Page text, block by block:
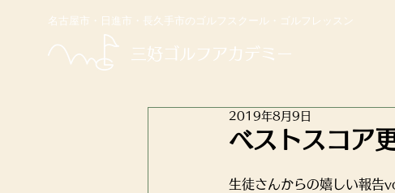
名古屋市・日進市・長久手市のゴルフスクール・ゴルフレッスン
​三好ゴルフアカデミー
ベストスコア
2019年8月9日
生徒さんからの嬉しい報告